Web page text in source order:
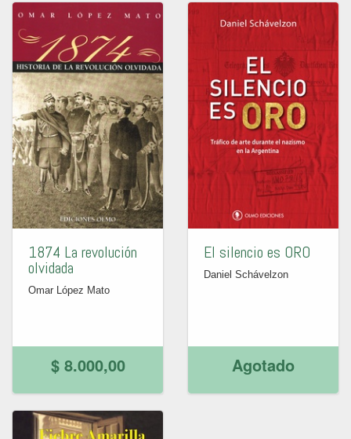
1874 La revolución
olvidada
Omar López Mato
$ 8.000,00
El silencio es ORO
Daniel Schávelzon
Agotado